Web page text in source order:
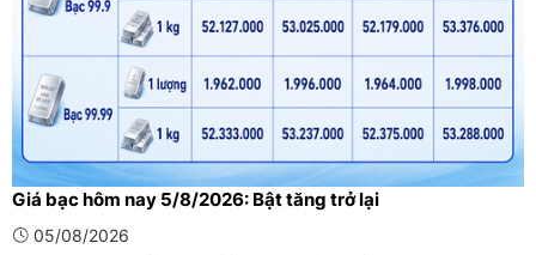
Giá bạc hôm nay 5/8/2026: Bật tăng trở lại
05/08/2026